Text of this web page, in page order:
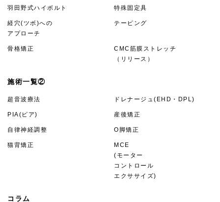
羽田野式ハイボルト 特殊固定具
経穴(ツボ)への
アプローチ
テーピング
骨格矯正
CMC筋膜ストレッチ
（リリース）
施術一覧②
超音波療法 ドレナージュ(EHD・DPL)
PIA(ピア) 産後矯正
自律神経調整 O脚矯正
猫背矯正
MCE
(モーター
コントロール
エクササイズ)
コラム